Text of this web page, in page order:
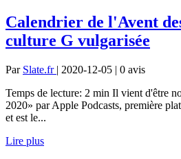
Calendrier de l'Avent
culture G vulgarisée
Par Slate.fr | 2020-12-05 | 0 avis
Temps de lecture: 2 min Il vient d'être
2020» par Apple Podcasts, première
et est le...
Lire plus